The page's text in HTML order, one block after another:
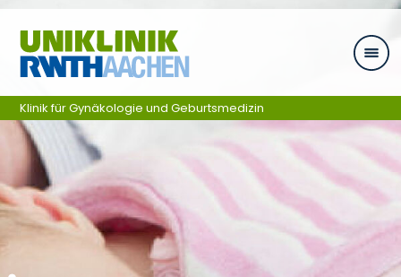
Klinik für Gynäkologie und Geburtsmedizin